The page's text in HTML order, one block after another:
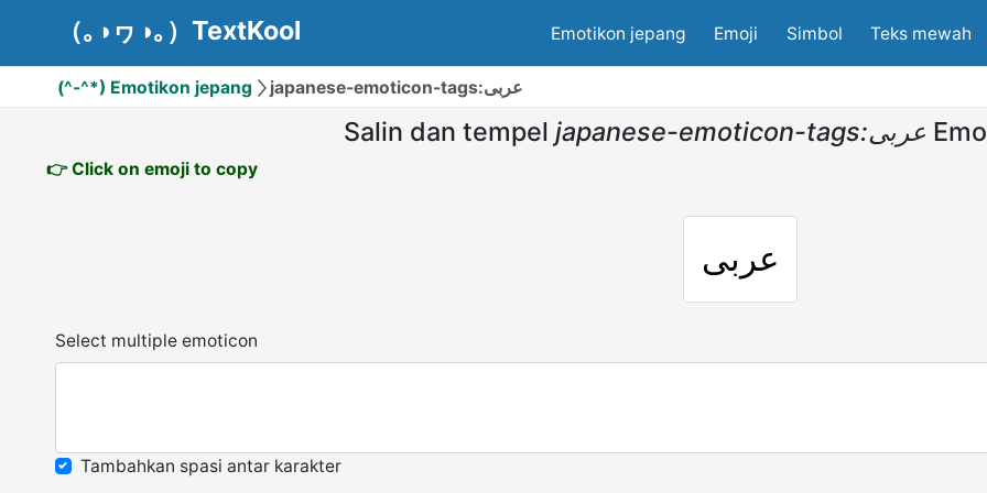
（｡◑ヮ◑｡）TextKool Emotikon jepang Emoji Simbol Teks mewah
(^-^*) Emotikon jepang japanese-emoticon-tags:عربى
Salin dan tempel japanese-emoticon-tags:عربى
👉 Click on emoji to copy
عربى
Select multiple emoticon
Tambahkan spasi antar karakter